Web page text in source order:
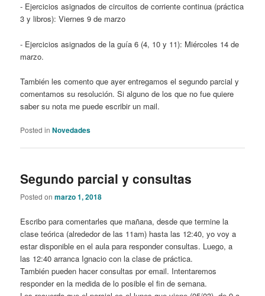
- Ejercicios asignados de circuitos de corriente continua (práctica
3 y libros): Viernes 9 de marzo
- Ejercicios asignados de la guía 6 (4, 10 y 11): Miércoles 14 de
marzo.
También les comento que ayer entregamos el segundo parcial y
comentamos su resolución. Si alguno de los que no fue quiere
saber su nota me puede escribir un mail.
Posted in Novedades
Segundo parcial y consultas
Posted onmarzo 1, 2018
Escribo para comentarles que mañana, desde que termine la
clase teórica (alrededor de las 11am) hasta las 12:40, yo voy a
estar disponible en el aula para responder consultas. Luego, a
las 12:40 arranca Ignacio con la clase de práctica.
También pueden hacer consultas por email. Intentaremos
responder en la medida de lo posible el fin de semana.